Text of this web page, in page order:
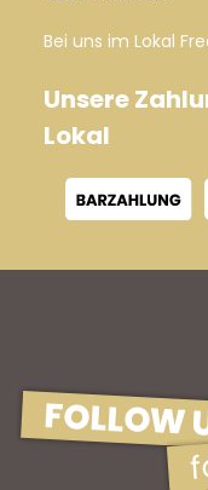
Bei uns im Lokal
Unsere
Lokal
FOLLOW